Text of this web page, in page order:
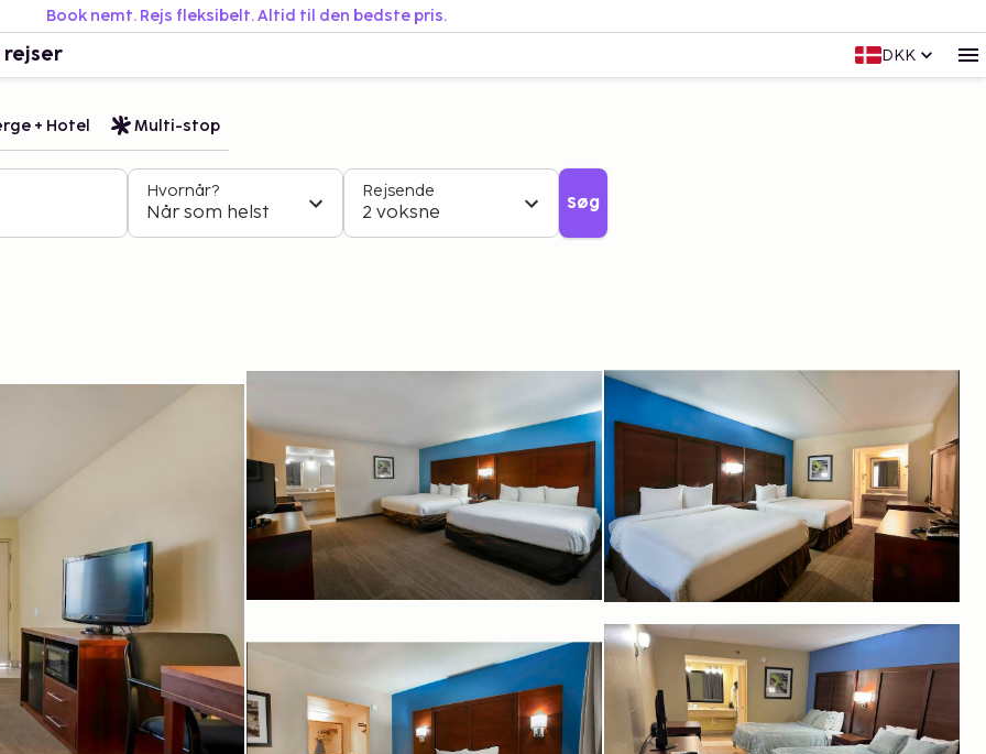
Book nemt. Rejs fleksibelt. Altid til den bedste pris.
rejser DKK
+ Hotel Multi-stop
Hvornår?
Når som helst
Rejsende
2 voksne Søg